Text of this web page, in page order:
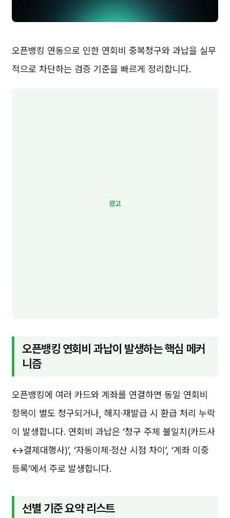
오픈뱅킹 연동으로 인한 연회비 중복청구와 과납을 실무
적으로 차단하는 검증 기준을 빠르게 정리합니다.
오픈뱅킹 연회비 과납이 발생하는 핵심 메커
니즘
오픈뱅킹에 여러 카드와 계좌를 연결하면 동일 연회비
항목이 별도 청구되거나, 해지·재발급 시 환급 처리 누락
이 발생합니다. 연회비 과납은 ‘청구 주체 불일치(카드사
↔결제대행사)’, ‘자동이체·정산 시점 차이’, ‘계좌 이중
등록’에서 주로 발생합니다.
선별 기준 요약 리스트